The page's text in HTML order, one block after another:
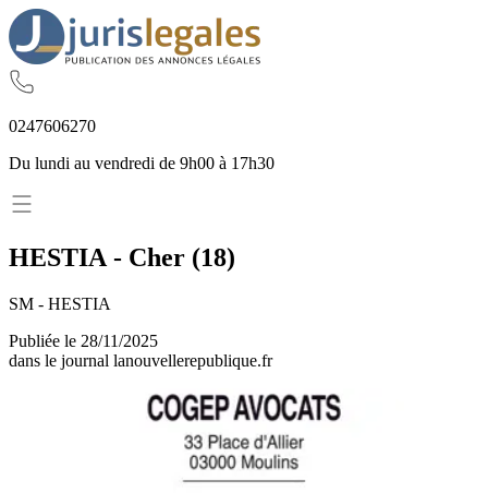
0247606270
Du lundi au vendredi de 9h00 à 17h30
HESTIA - Cher (18)
SM - HESTIA
Publiée le 28/11/2025
dans le journal lanouvellerepublique.fr